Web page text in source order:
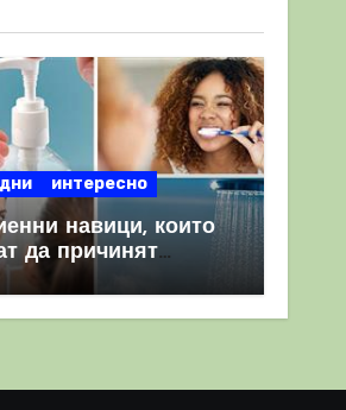
интересно
навици, които
да причинят
вреда, отколкото